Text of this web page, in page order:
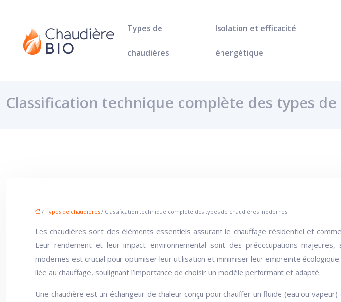
Types de
chaudières
Isolation et efficacité
énergétique
Classification technique complète des types
/ Types de chaudières / Classification technique complète des types de chaudières modernes
Les chaudières sont des éléments essentiels assurant le chauffage résidentiel et
Leur rendement et leur impact environnemental sont des préoccupations majeures,
modernes est crucial pour optimiser leur utilisation et minimiser leur empreinte
liée au chauffage, soulignant l’importance de choisir un modèle performant et adapté.
Une chaudière est un échangeur de chaleur conçu pour chauffer un fluide (eau ou